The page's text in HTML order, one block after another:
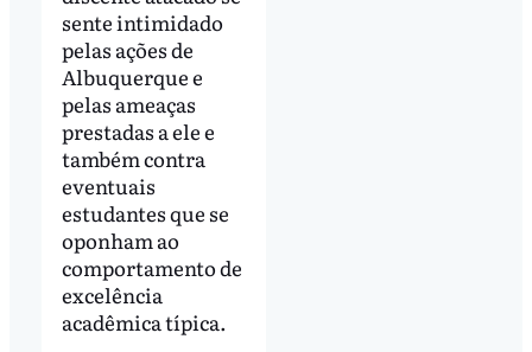
sente intimidado
pelas ações de
Albuquerque e
pelas ameaças
prestadas a ele e
também contra
eventuais
estudantes que se
oponham ao
comportamento de
excelência
acadêmica típica.